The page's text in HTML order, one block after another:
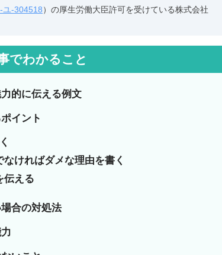
ユ-304518）の厚生労働大臣許可を受けている株式会社
でわかること
的に伝える例文
イント
ければダメな理由を書く
伝える
合の対処法